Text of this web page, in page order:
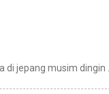
jepang musim dingin ...